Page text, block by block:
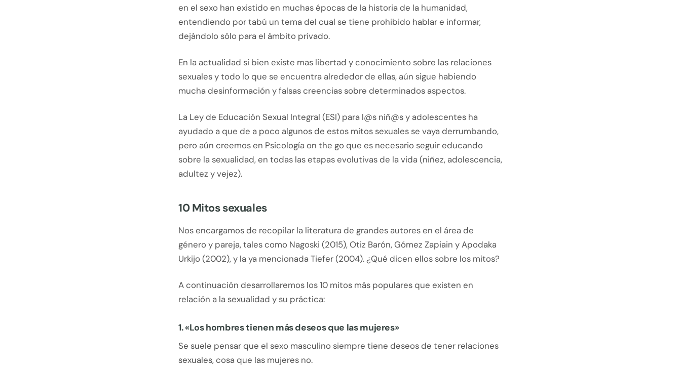
en el sexo han existido en muchas épocas de la historia de la humanidad,
entendiendo por tabú un tema del cual se tiene prohibido hablar e informar,
dejándolo sólo para el ámbito privado.
En la actualidad si bien existe mas libertad y conocimiento sobre las relaciones
sexuales y todo lo que se encuentra alrededor de ellas, aún sigue habiendo
mucha desinformación y falsas creencias sobre determinados aspectos.
La Ley de Educación Sexual Integral (ESI) para l@s niñ@s y adolescentes ha
ayudado a que de a poco algunos de estos mitos sexuales se vaya derrumbando,
pero aún creemos en Psicología on the go que es necesario seguir educando
sobre la sexualidad, en todas las etapas evolutivas de la vida (niñez, adolescencia,
adultez y vejez).
10 Mitos sexuales
Nos encargamos de recopilar la literatura de grandes autores en el área de
género y pareja, tales como Nagoski (2015), Otiz Barón, Gómez Zapiain y Apodaka
Urkijo (2002), y la ya mencionada Tiefer (2004). ¿Qué dicen ellos sobre los mitos?
A continuación desarrollaremos los 10 mitos más populares que existen en
relación a la sexualidad y su práctica:
1. «Los hombres tienen más deseos que las mujeres»
Se suele pensar que el sexo masculino siempre tiene deseos de tener relaciones
sexuales, cosa que las mujeres no.